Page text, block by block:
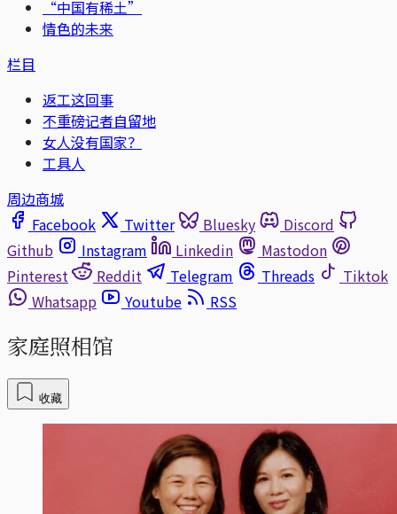
“中国有稀土”
情色的未来
栏目
返工这回事
不重磅记者自留地
女人没有国家？
工具人
周边商城
Facebook
Twitter Bluesky
Discord
Github
Instagram Linkedin
Mastodon
Pinterest
Reddit Telegram Threads
Tiktok
Whatsapp
Youtube RSS
家庭照相馆
收藏